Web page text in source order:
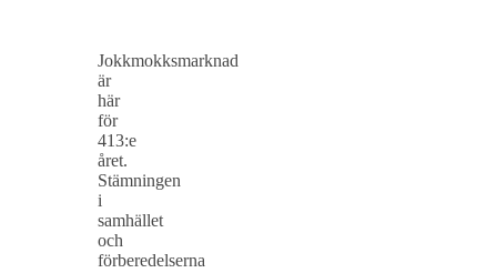
Jokkmokksmarknad
är
här
för
413:e
året.
Stämningen
i
samhället
och
förberedelserna